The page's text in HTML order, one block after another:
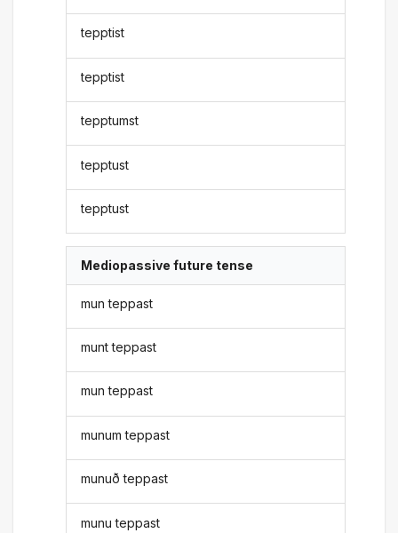
tepptist
tepptist
tepptumst
tepptust
tepptust
Mediopassive future tense
mun teppast
munt teppast
mun teppast
munum teppast
munuð teppast
munu teppast